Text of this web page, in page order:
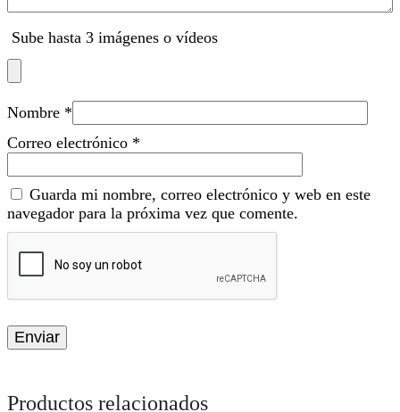
Sube hasta 3 imágenes o vídeos
Nombre *
Correo electrónico *
Guarda mi nombre, correo electrónico y web en este
navegador para la próxima vez que comente.
Productos relacionados